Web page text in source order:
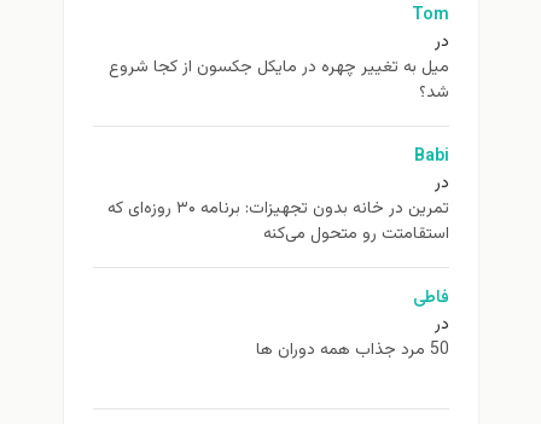
Tom
در
ميل به تغيير چهره در مایکل جکسون از كجا شروع
شد؟
Babi
در
تمرین در خانه بدون تجهیزات: برنامه ۳۰ روزه‌ای که
استقامتت رو متحول می‌کنه
فاطی
در
50 مرد جذاب همه دوران ها